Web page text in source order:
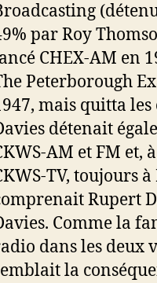
par Roy
CHEX-AM en
Peterborough
mais quitta les
détenait
AM et FM et,
TV, toujours
Rupert
Comme la
dans les deux
la